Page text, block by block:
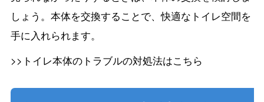
しょう。本体を交換することで、快適なトイレ空間を
手に入れられます。
>>トイレ本体のトラブルの対処法はこちら